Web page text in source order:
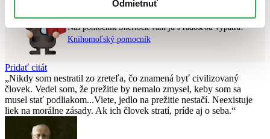
Odmietnuť
Náš pomocník Sherlock vám ju s radosťou vypátra!
Knihomoľský pomocník
Pridať citát
Nikdy som nestratil zo zreteľa, čo znamená byť civilizovaný
človek. Vedel som, že prežitie by nemalo zmysel, keby som sa
musel stať podliakom...Viete, jedlo na prežitie nestačí. Neexistuje
liek na morálne zásady. Ak ich človek stratí, príde aj o seba.